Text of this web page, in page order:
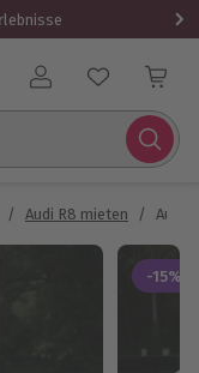
Benutzerkonto
/ Audi R8 mieten / Audi
-15%